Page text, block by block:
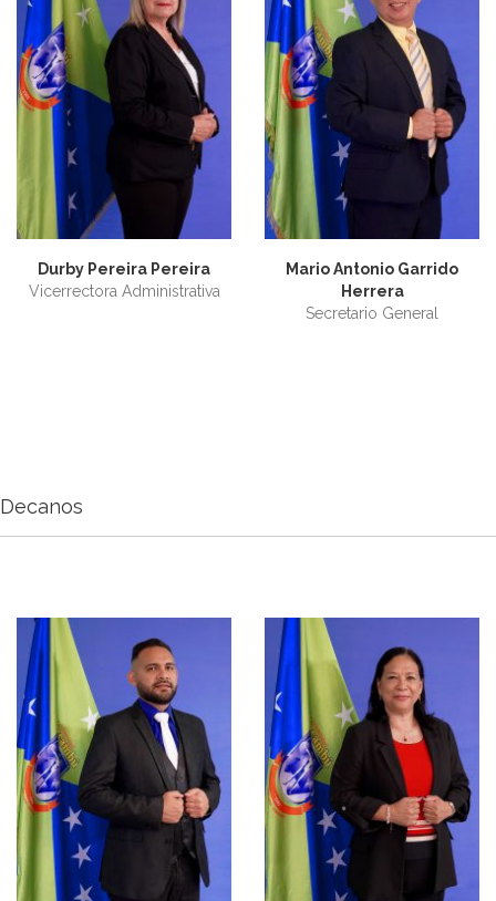
Durby Pereira Pereira
Vicerrectora Administrativa
Mario Antonio Garrido
Herrera
Secretario General
Decanos